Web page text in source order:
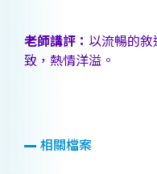
老師講評： 以流暢的
致，熱情洋溢。
相關檔案